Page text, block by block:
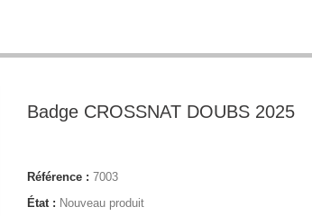
Badge CROSSNAT DOUBS 2025
Référence : 7003
État : Nouveau produit